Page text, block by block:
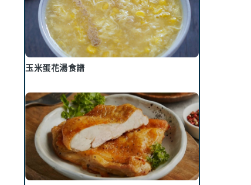
玉米蛋花湯食譜